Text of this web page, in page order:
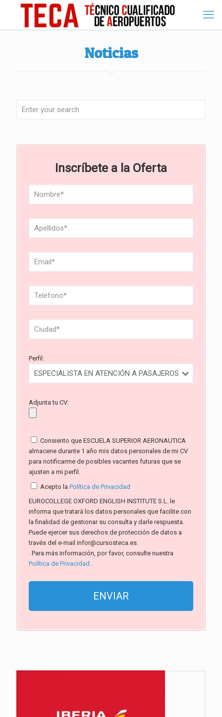
Noticias
Inscríbete a la Oferta
Perfil:
Adjunta tu CV:
Consiento que ESCUELA SUPERIOR AERONAUTICA
almacene durante 1 año mis datos personales de mi CV
para notificarme de posibles vacantes futuras que se
ajusten a mi perfil.
Acepto la Política de Privacidad
EUROCOLLEGE OXFORD ENGLISH INSTITUTE S.L. le
informa que tratará los datos personales que facilite con
la finalidad de gestionar su consulta y darle respuesta.
Puede ejercer sus derechos de protección de datos a
través del e-mail infor@cursosteca.es.
. Para más información, por favor, consulte nuestra
Política de Privacidad .